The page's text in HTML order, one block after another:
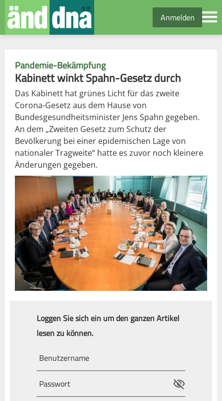
Anmelden
Pandemie-Bekämpfung
Kabinett winkt Spahn-Gesetz durch
Das Kabinett hat grünes Licht für das zweite
Corona-Gesetz aus dem Hause von
Bundesgesundheitsminister Jens Spahn gegeben.
An dem „Zweiten Gesetz zum Schutz der
Bevölkerung bei einer epidemischen Lage von
nationaler Tragweite“ hatte es zuvor noch kleinere
Änderungen gegeben.
Loggen Sie sich ein um den ganzen Artikel
lesen zu können.